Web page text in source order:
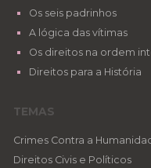
Os seis padrinhos
A lógica das vítimas
Os direitos na ordem
Direitos para a História
TEMAS
Crimes Contra a
Direitos Civis e Políticos